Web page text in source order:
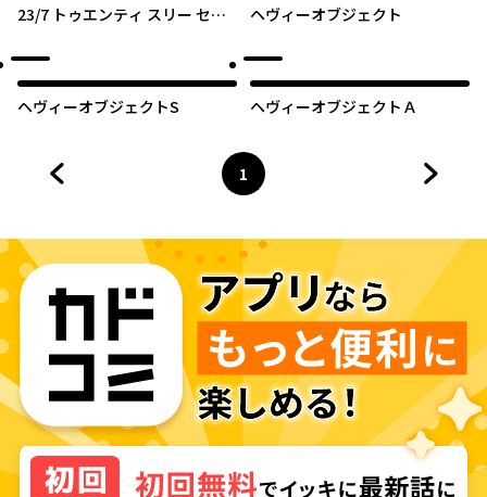
23/7 トゥエンティ スリー セブ
ヘヴィーオブジェクト
ヘヴィーオブジェクトS ヘヴィーオブジェクトＡ
ページ
1
へ